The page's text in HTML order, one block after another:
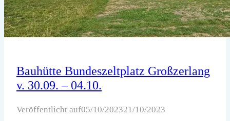
Bauhütte Bundeszeltplatz Großzerlang
v. 30.09. – 04.10.
Veröffentlicht auf05/10/202321/10/2023